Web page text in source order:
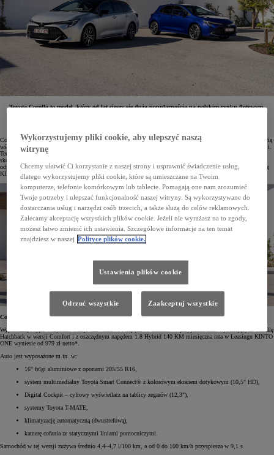
Toyota Corolla to model, który od lat cieszy się dużą popularnością na polskim rynku flotowym.
Corolla od miesięcy utrzymuje pozycję lidera polskiego rynku samochodowego i cieszy się dużą popularnością
wśród firm. Tylko od stycznia do listopada bieżącego roku park flotowy powiększył się o 20 750 egz. Corolli.
Ten wynik będzie jeszcze lepszy, gdyż w ramach trwającej wyprzedaży aut z rocznika 2023 firmy mogą teraz
skorzystać ze specjalnej oferty na ten model. Wykwalifikowani doradcy flotowi pomogą dobrać wersję
odpowiednią do rodzaju działalności. Zaproponują też atrakcyjne warunki finansowania, w tym m.in. Leasing
KINTO ONE.
Corolla Hatchback – już od 979 zł netto miesięcznie
Wyprzedażą objęto wszystkie wersje nadwoziowe i napędowe Corolli. W przypadku firm wybierających Corollę
Hatchback w wersji Comfort i z oszczędnym napędem 1.8 Hybrid 140 KM miesięczna rata w Leasingu KINTO
ONE wyniesie od 979 zł netto*.
Auto jest wyposażone m.in. w:
16" felgi aluminiowe z oponami 205/55 R16,
system multimedialny Toyota Smart Connect® z kolorowym ekranem dotykowym (10,5" HD),
Digital Cockpit – cyfrowy wyświetlacz na tablicy zegarów (12,3"),
systemy Toyota T-MATE,
klimatyzację automatyczną (dwustrefową),
kamerę cofania ze statycznymi liniami pomocniczymi.
Samochód w tej wersji zużywa średnio 4,4–4,7 l/100 km, a od 0 do 100 km/h przyspiesza w 9,1 s.
Wykorzystujemy pliki cookie, aby ulepszyć naszą
witrynę
Chcemy ułatwić Ci korzystanie z naszej strony i usprawnić świadczenie usług,
dlatego wykorzystujemy pliki cookie, które są umieszczane na Twoim
komputerze, telefonie komórkowym lub tablecie. Pomagają one nam zrozumieć
Twoje potrzeby i ulepszać funkcjonalność naszej witryny. Są wykorzystywane do
dostarczania usług i narzędzi osób trzecich, a także służą do celów reklamowych.
Zalecamy akceptację wszystkich plików cookie. Jeżeli nie wyrażasz na to zgody,
możesz łatwo zmienić ich ustawienia. Szczegółowe informacje na ten temat
znajdziesz w naszej Polityce plików cookie.
Ustawienia plików cookie
Odrzuć wszystkie Zaakceptuj wszystkie